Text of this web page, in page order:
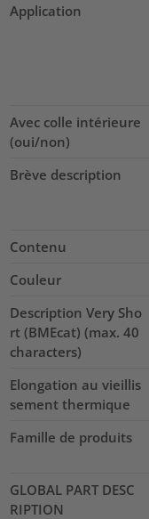
Application
Avec colle intérieure
(oui/non)
Brève description
Contenu
Couleur
Description Very Sho
rt (BMEcat) (max. 40
characters)
Elongation au vieillis
sement thermique
Famille de produits
GLOBAL PART DESC
RIPTION